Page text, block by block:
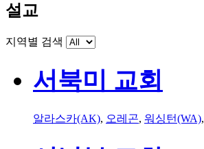
설교
지역별 검색
서북미 교회
알라스카(AK), 오레곤, 워싱턴(WA),